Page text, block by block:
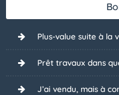
Plus-value suite à la
Prêt travaux dans
J’ai vendu, mais à